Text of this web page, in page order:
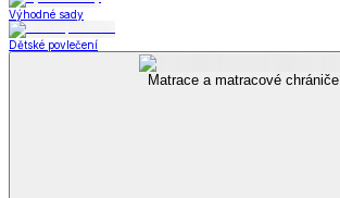
Výhodné sady
Dětské povlečení
Matrace a matracové chrániče